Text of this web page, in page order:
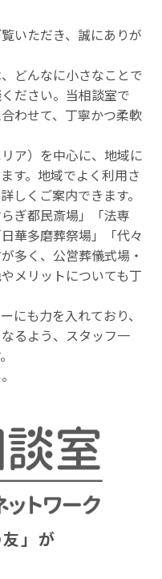
いただき、誠にありが
どんなに小さなことで
ださい。当相談室で
わせて、丁寧かつ柔軟
ア）を中心に、地域に
す。地域でよく利用さ
しくご案内できます。
ぎ都民斎場」「法専
華多磨葬祭場」「代々
多く、公営葬儀式場・
メリットについても丁
にも力を入れており、
るよう、スタッフ一
」が